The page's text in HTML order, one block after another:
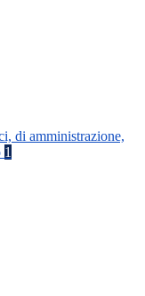
di amministrazione,
1